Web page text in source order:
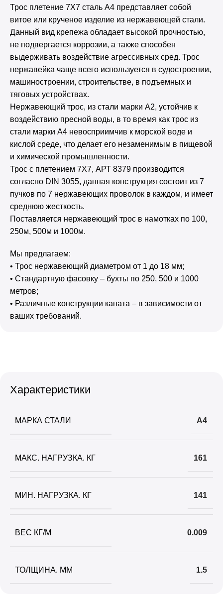
Трос плетение 7Х7 сталь А4 представляет собой
витое или крученое изделие из нержавеющей стали.
Данный вид крепежа обладает высокой прочностью,
не подвергается коррозии, а также способен
выдерживать воздействие агрессивных сред. Трос
нержавейка чаще всего используется в судостроении,
машиностроении, строительстве, в подъемных и
тяговых устройствах.
Нержавеющий трос, из стали марки А2, устойчив к
воздействию пресной воды, в то время как трос из
стали марки А4 невосприимчив к морской воде и
кислой среде, что делает его незаменимым в пищевой
и химической промышленности.
Трос с плетением 7Х7, АРТ 8379 производится
согласно DIN 3055, данная конструкция состоит из 7
пучков по 7 нержавеющих проволок в каждом, и имеет
среднюю жесткость.
Поставляется нержавеющий трос в намотках по 100,
250м, 500м и 1000м.
Мы предлагаем:
• Трос нержавеющий диаметром от 1 до 18 мм;
• Стандартную фасовку – бухты по 250, 500 и 1000
метров;
• Различные конструкции каната – в зависимости от
ваших требований.
Характеристики
МАРКА СТАЛИ А4
МАКС. НАГРУЗКА. КГ 161
МИН. НАГРУЗКА. КГ 141
ВЕС КГ/М 0.009
ТОЛЩИНА. ММ 1.5